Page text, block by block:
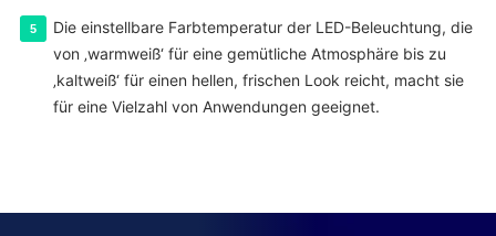
Die einstellbare Farbtemperatur der LED-Beleuchtung, die
von ‚warmweiß‘ für eine gemütliche Atmosphäre bis zu
‚kaltweiß‘ für einen hellen, frischen Look reicht, macht sie
für eine Vielzahl von Anwendungen geeignet.